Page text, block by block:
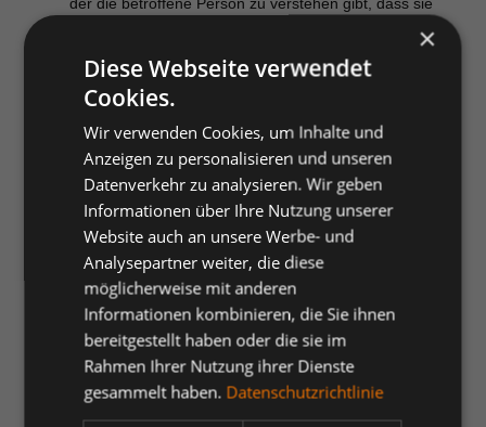
Die nachfolgenden erläuterten Begrifflichkeiten sind zwar
nicht gesetzlich definiert.; sie sollen jedoch dem besseren
Verständnis der einzelnen Sachverhalte dienen. Die
Begriffe sind alphabetisch sortiert.
A/B-Tests
Diese Tests dienen der Verbesserung der
Benutzerfreundlichkeit und Leistungsfähigkeit von
Onlineangeboten. Dabei werden Nutzern z.B.
unterschiedliche Versionen einer Webseite oder ihrer
Elemente, wie Eingabeformulare, dargestellt, auf denen
sich die Platzierung der Inhalte oder die Beschriftungen
×
Diese Webseite verwendet
Cookies.
Wir verwenden Cookies, um Inhalte und
Anzeigen zu personalisieren und unseren
Datenverkehr zu analysieren. Wir geben
Informationen über Ihre Nutzung unserer
Website auch an unsere Werbe- und
Analysepartner weiter, die diese
möglicherweise mit anderen
Informationen kombinieren, die Sie ihnen
bereitgestellt haben oder die sie im
Rahmen Ihrer Nutzung ihrer Dienste
gesammelt haben. Datenschutzrichtlinie